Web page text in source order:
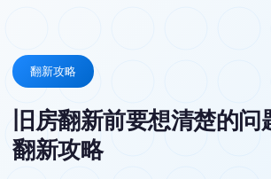
翻新攻略
旧房翻新前要想清楚的
翻新攻略